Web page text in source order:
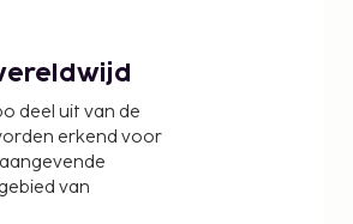
deel uit van de
erkend voor
van